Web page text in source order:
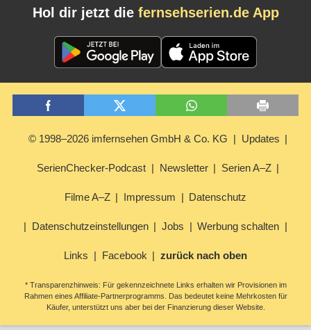
Hol dir jetzt die fernsehserien.de App
© 1998–2026 imfernsehen GmbH & Co. KG Updates
SerienChecker-Podcast Newsletter Serien A–Z
Filme A–Z Impressum Datenschutz
Datenschutzeinstellungen Jobs Werbung schalten
Links Facebook zurück nach oben
* Transparenzhinweis: Für gekennzeichnete Links erhalten wir Provisionen im
Rahmen eines Affiliate-Partnerprogramms. Das bedeutet keine Mehrkosten für
Käufer, unterstützt uns aber bei der Finanzierung dieser Website.